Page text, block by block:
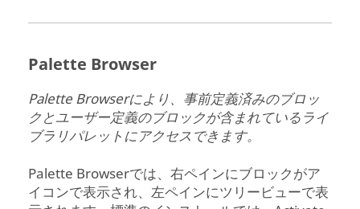
Palette Browser
Palette Browserにより、事前定義済みのブロッ
クとユーザー定義のブロックが含まれているライ
ブラリパレットにアクセスできます。
Palette Browserでは、右ペインにブロックがア
イコンで表示され、左ペインにツリービューで表